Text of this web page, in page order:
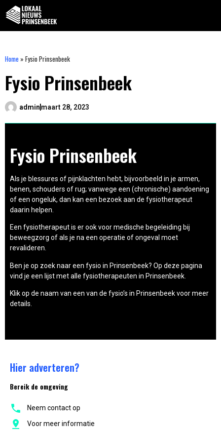
Home » Fysio Prinsenbeek
Fysio Prinsenbeek
admin maart 28, 2023
Fysio Prinsenbeek
Als je blessures of pijnklachten hebt, bijvoorbeeld in je armen,
benen, schouders of rug; vanwege een (chronische) aandoening
of een ongeluk, dan kan een bezoek aan de fysiotherapeut
daarin helpen.
Een fysiotherapeut is er ook voor medische begeleiding bij
beweegzorg of als je na een operatie of ongeval moet
revalideren.
Ben je op zoek naar een fysio in Prinsenbeek? Op deze pagina
vind je een lijst met alle fysiotherapeuten in Prinsenbeek.
Klik op de naam van een van de fysio’s in Prinsenbeek voor meer
details.
Hier adverteren?
Bereik de omgeving
Neem contact op
Voor meer informatie